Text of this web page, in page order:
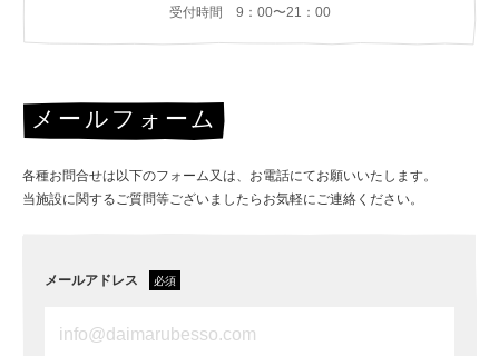
受付時間 9：00〜21：00
メールフォーム
各種お問合せは以下のフォーム又は、お電話にてお願いいたします。
当施設に関するご質問等ございましたらお気軽にご連絡ください。
メールアドレス